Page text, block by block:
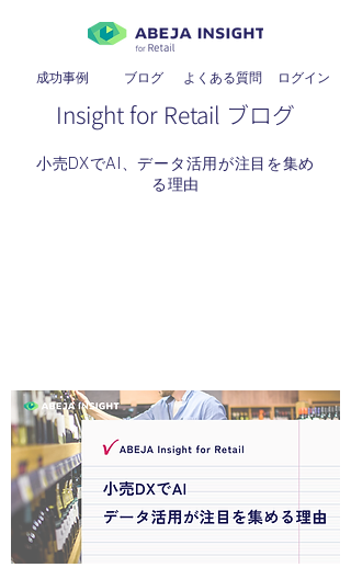
成功事例 ブログ よくある質問 ​ログイン
Insight for Retail ブログ
小売DXでAI、データ活用が注目を集め
る理由